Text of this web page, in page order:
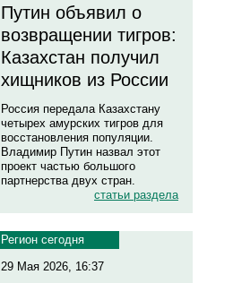
Путин объявил о
возвращении тигров:
Казахстан получил
хищников из России
Россия передала Казахстану
четырех амурских тигров для
восстановления популяции.
Владимир Путин назвал этот
проект частью большого
партнерства двух стран.
статьи раздела
Регион сегодня
29 Мая 2026, 16:37